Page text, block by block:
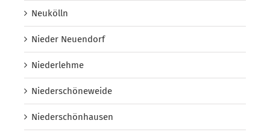
Neukölln
Nieder Neuendorf
Niederlehme
Niederschöneweide
Niederschönhausen